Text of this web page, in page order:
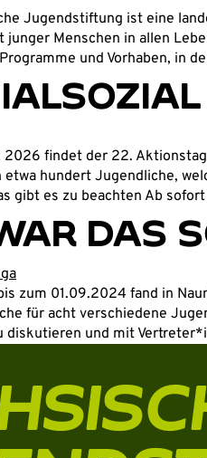
Jugendstiftung ist eine
junger Menschen in allen
und Vorhaben, in
findet der 22.
etwa hundert Jugendliche,
gibt es zu beachten Ab
DAS
zum 01.09.2024 fand in
für acht verschiedene
diskutieren und mit